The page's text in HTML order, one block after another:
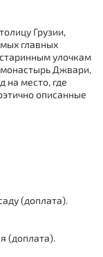
Грузии,
главных
улочкам
Джвари,
на место, где
описанные
(доплата).
(доплата).